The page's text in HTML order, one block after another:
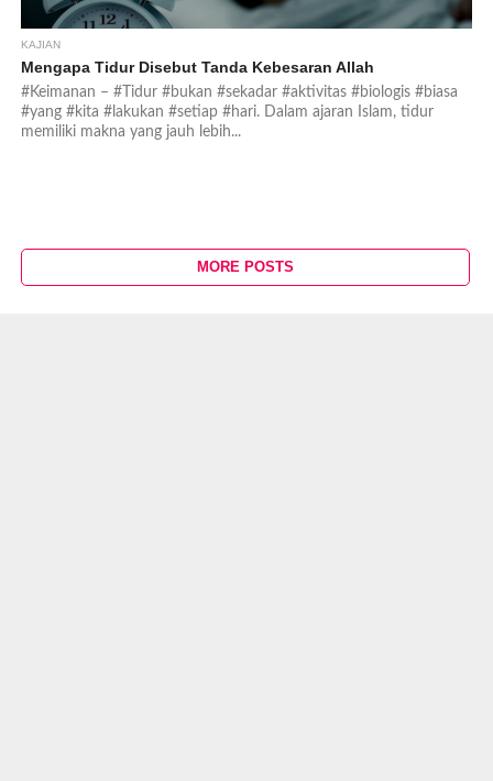
KAJIAN
Mengapa Tidur Disebut Tanda Kebesaran Allah
#Keimanan – #Tidur #bukan #sekadar #aktivitas #biologis #biasa
#yang #kita #lakukan #setiap #hari. Dalam ajaran Islam, tidur
memiliki makna yang jauh lebih...
MORE POSTS